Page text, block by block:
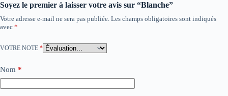
Soyez le premier à laisser votre avis sur “Blanche”
Votre adresse e-mail ne sera pas publiée. Les champs obligatoires sont indiqués
avec *
VOTRE NOTE *
Nom *